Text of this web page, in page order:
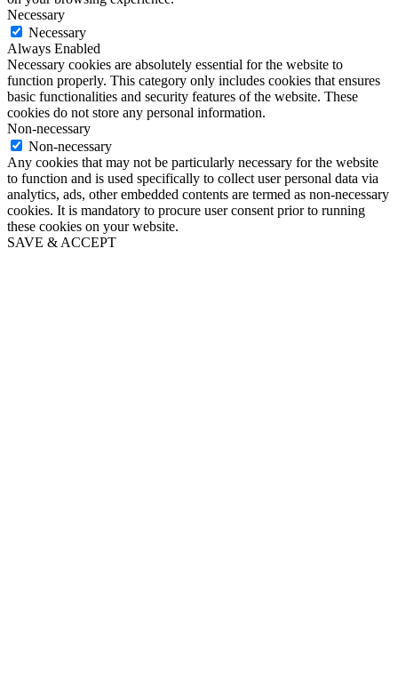
Necessary
Necessary
Always Enabled
Necessary cookies are absolutely essential for the website to
function properly. This category only includes cookies that ensures
basic functionalities and security features of the website. These
cookies do not store any personal information.
Non-necessary
Non-necessary
Any cookies that may not be particularly necessary for the website
to function and is used specifically to collect user personal data via
analytics, ads, other embedded contents are termed as non-necessary
cookies. It is mandatory to procure user consent prior to running
these cookies on your website.
SAVE & ACCEPT